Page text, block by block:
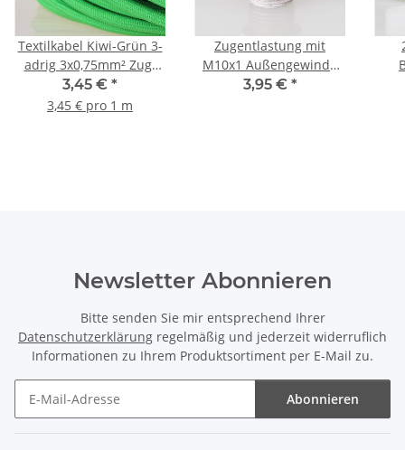
Textilkabel Kiwi-Grün 3-
adrig 3x0,75mm² Zug-
Pendelleitung S03RT-F
3G0,75
3,45 € *
3,45 € pro 1 m
Zugentlastung mit
M10x1 Außengewinde
für Kabel 13x17mm
3,95 € *
Newsletter Abonnieren
Bitte senden Sie mir entsprechend Ihrer
Datenschutzerklärung regelmäßig und jederzeit widerruflich
Informationen zu Ihrem Produktsortiment per E-Mail zu.
Abonnieren